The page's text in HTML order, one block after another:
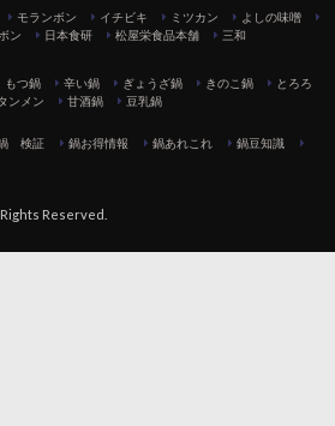
モランボン イチビキ ミツカン
よしの味噌
ン 日本食研 松屋栄食品本舗
三和
もつ鍋 辛い鍋 ぎょうざ鍋 きのこ鍋
とろろ
ンメン 甘酒鍋 豆乳鍋
検証 鍋お得情報 鍋あれこれ
鍋豆知識
Reserved.